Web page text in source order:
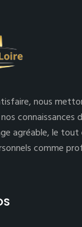
nous
connaissances
agréable, le tout
comme